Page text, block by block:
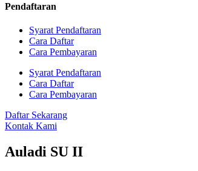
Pendaftaran
Syarat Pendaftaran
Cara Daftar
Cara Pembayaran
Syarat Pendaftaran
Cara Daftar
Cara Pembayaran
Daftar Sekarang
Kontak Kami
Auladi SU II